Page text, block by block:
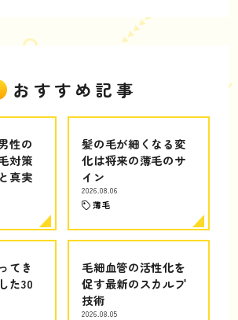
おすすめ記事
性の
対策
真実
髪の毛が細くなる変
化は将来の薄毛のサ
イン
2026.08.06
薄毛
てき
た30
毛細血管の活性化を
促す最新のスカルプ
技術
2026.08.05